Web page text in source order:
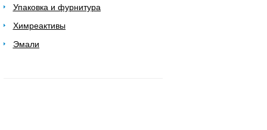
Упаковка и фурнитура
Химреактивы
Эмали